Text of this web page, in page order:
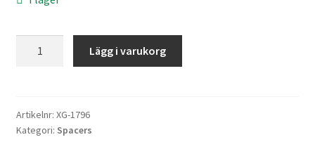
Mitt konto
Kassa
set
mängd
Lägg i varukorg
Artikelnr: XG-1796
Kategori: Spacers